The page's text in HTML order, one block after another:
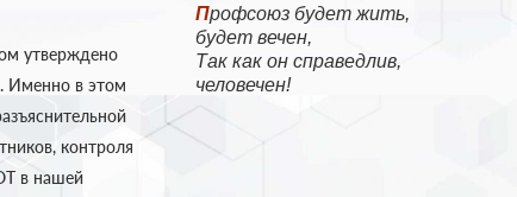
Профсоюз будет жить,
будет вечен,
Так как он справедлив,
человечен!
утверждено
Именно в этом
контроля
в нашей